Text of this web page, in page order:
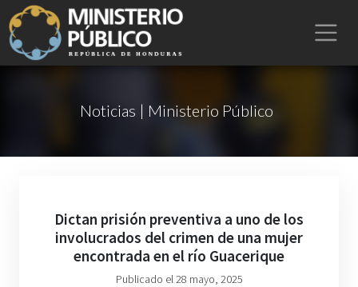
Noticias | Ministerio Público
Dictan prisión preventiva a uno de los
involucrados del crimen de una mujer
encontrada en el río Guacerique
Publicado el 28 mayo, 2025